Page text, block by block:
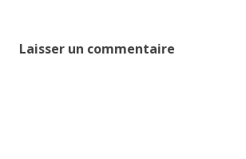
Laisser un commentaire